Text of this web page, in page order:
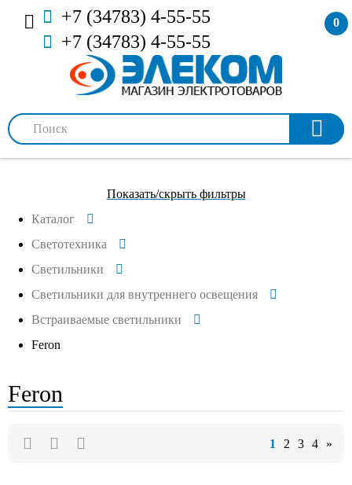
+7 (34783) 4-55-55
+7 (34783) 4-55-55
0
Показать/скрыть фильтры
Каталог
Светотехника
Светильники
Светильники для внутреннего освещения
Встраиваемые светильники
Feron
Feron
1 2 3 4 »